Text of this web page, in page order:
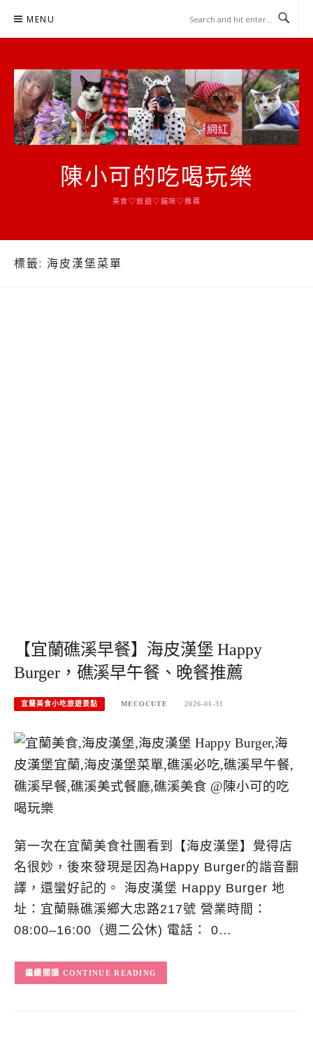
MENU
陳小可的吃喝玩樂
美食♡旅遊♡貓咪♡推薦
標籤: 海皮漢堡菜單
【宜蘭礁溪早餐】海皮漢堡 Happy
Burger，礁溪早午餐、晚餐推薦
宜蘭美食小吃旅遊景點 MECOCUTE 2026-01-31
第一次在宜蘭美食社團看到【海皮漢堡】覺得店
名很妙，後來發現是因為Happy Burger的諧音翻
譯，還蠻好記的。 海皮漢堡 Happy Burger 地
址：宜蘭縣礁溪鄉大忠路217號 營業時間：
08:00–16:00（週二公休) 電話： 0…
CONTINUE READING